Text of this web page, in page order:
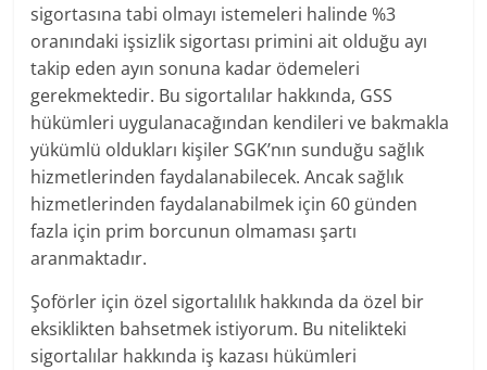
sigortasına tabi olmayı istemeleri halinde %3
oranındaki işsizlik sigortası primini ait olduğu ayı
takip eden ayın sonuna kadar ödemeleri
gerekmektedir. Bu sigortalılar hakkında, GSS
hükümleri uygulanacağından kendileri ve bakmakla
yükümlü oldukları kişiler SGK’nın sunduğu sağlık
hizmetlerinden faydalanabilecek. Ancak sağlık
hizmetlerinden faydalanabilmek için 60 günden
fazla için prim borcunun olmaması şartı
aranmaktadır.
Şoförler için özel sigortalılık hakkında da özel bir
eksiklikten bahsetmek istiyorum. Bu nitelikteki
sigortalılar hakkında iş kazası hükümleri